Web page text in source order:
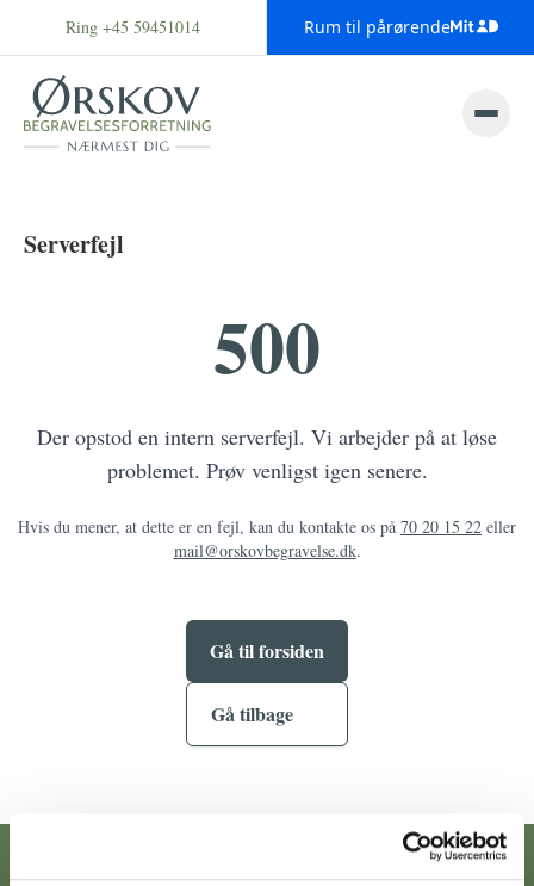
Ring +45 59451014 Rum til pårørende
Serverfejl
500
Der opstod en intern serverfejl. Vi arbejder på at løse
problemet. Prøv venligst igen senere.
Hvis du mener, at dette er en fejl, kan du kontakte os på 70 20 15 22 eller
mail@orskovbegravelse.dk.
Gå til forsiden
Gå tilbage